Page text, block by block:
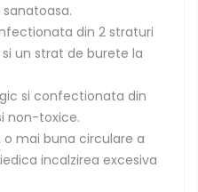
din 2 straturi
un strat de burete la
si confectionata din
non-toxice.
mai buna circulare a
incalzirea excesiva